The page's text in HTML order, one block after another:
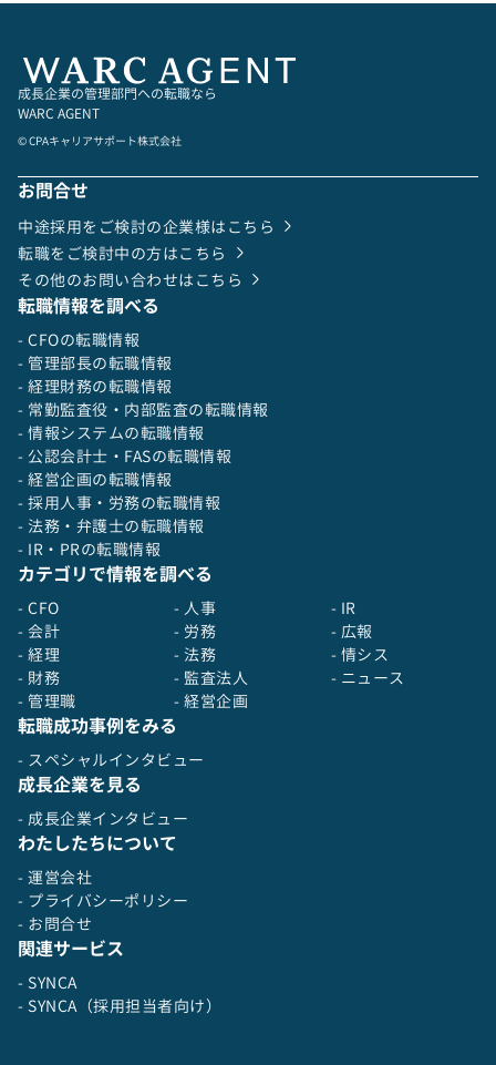
成長企業の管理部門への転職なら
WARC AGENT
© CPAキャリアサポート株式会社
お問合せ
中途採用をご検討の企業様はこちら
転職をご検討中の方はこちら
その他のお問い合わせはこちら
転職情報を調べる
- CFOの転職情報
- 管理部長の転職情報
- 経理財務の転職情報
- 常勤監査役・内部監査の転職情報
- 情報システムの転職情報
- 公認会計士・FASの転職情報
- 経営企画の転職情報
- 採用人事・労務の転職情報
- 法務・弁護士の転職情報
- IR・PRの転職情報
カテゴリで情報を調べる
- CFO
- 会計
- 経理
- 財務
- 管理職
- 人事
- 労務
- 法務
- 監査法人
- 経営企画
- IR
- 広報
- 情シス
- ニュース
転職成功事例をみる
- スペシャルインタビュー
成長企業を見る
- 成長企業インタビュー
わたしたちについて
- 運営会社
- プライバシーポリシー
- お問合せ
関連サービス
- SYNCA
- SYNCA（採用担当者向け）